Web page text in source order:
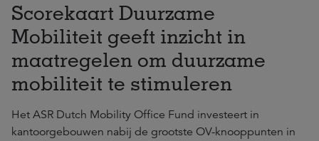
Scorekaart Duurzame
Mobiliteit geeft inzicht in
maatregelen om duurzame
mobiliteit te stimuleren
Het ASR Dutch Mobility Office Fund investeert in
kantoorgebouwen nabij de grootste OV-knooppunten in